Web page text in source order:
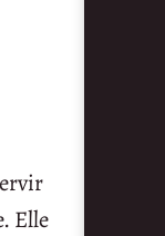
Elle